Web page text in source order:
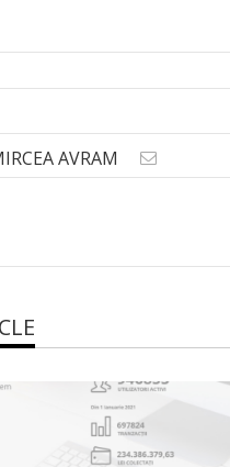
AVRAM